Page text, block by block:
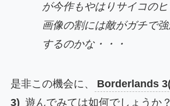
が今作もやはりサイコの
画像の割には敵がガチで
するのかな・・・
是非この機会に、
Borderlands
3) 遊んでみては如何でしょうか？